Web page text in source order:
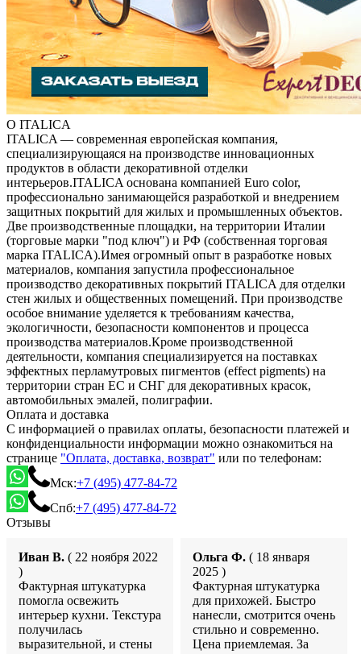
О ITALICA
ITALICA — современная европейская компания,
специализирующаяся на производстве инновационных
продуктов в области декоративной отделки
интерьеров.ITALICA основана компанией Euro color,
профессионально занимающейся разработкой и внедрением
защитных покрытий для жилых и промышленных объектов.
Две производственные площадки, на территории Италии
(торговые марки "под ключ") и РФ (собственная торговая
марка ITALICA).Имея огромный опыт в разработке новых
материалов, компания запустила профессиональное
производство декоративных покрытий ITALICA для отделки
стен жилых и общественных помещений. При производстве
особое внимание уделяется к требованиям качества,
экологичности, безопасности компонентов и процесса
производства материалов.Кроме производственной
деятельности, компания специализируется на поставках
эффектных перламутровых пигментов (effect pigments) на
территории стран ЕС и СНГ для декоративных красок,
автомобильных эмалей, полиграфии.
Оплата и доставка
С информацией о правилах оплаты, безопасности платежей и
конфиденциальности информации можно ознакомиться на
странице "Оплата, доставка, возврат" или по телефонам:
Мск:+7 (495) 477-84-72
Спб:+7 (495) 477-84-72
Отзывы
Иван В. ( 22 ноября 2022
)
Фактурная штукатурка
помогла освежить
интерьер кухни. Текстура
получилась
выразительной, и стены
Ольга Ф. ( 18 января
2025 )
Фактурная штукатурка
для прихожей. Быстро
нанесли, смотрится очень
стильно и современно.
Цена приемлемая. За